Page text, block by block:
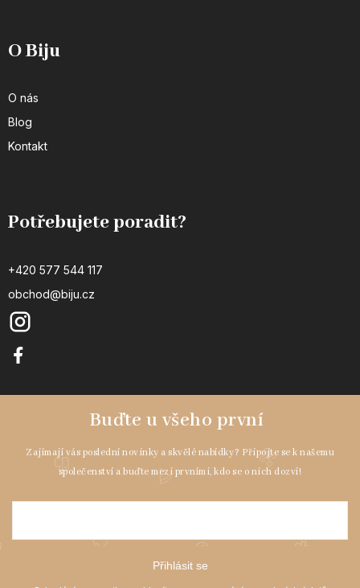
O Biju
O nás
Blog
Kontakt
Potřebujete poradit?
+420 577 544 117
obchod@biju.cz
Přihlásit se